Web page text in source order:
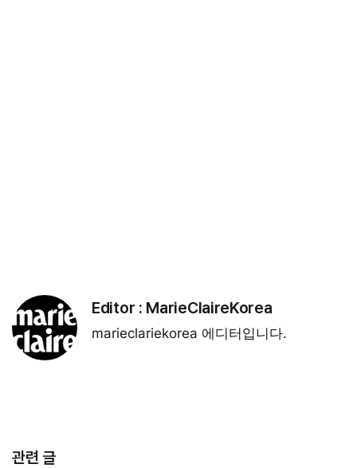
Editor : MarieClaireKorea
marieclariekorea 에디터입니다.
관련 글